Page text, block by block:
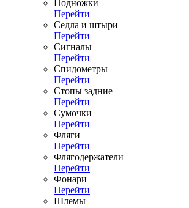
Подножки
Перейти
Седла и штыри
Перейти
Сигналы
Перейти
Спидометры
Перейти
Стопы задние
Перейти
Сумочки
Перейти
Фляги
Перейти
Флягодержатели
Перейти
Фонари
Перейти
Шлемы